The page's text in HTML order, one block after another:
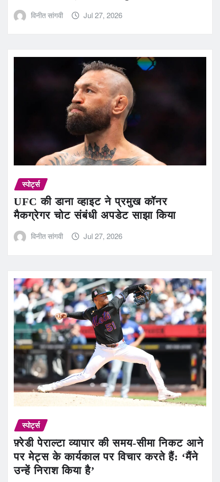
विनीत सांगवी Jul 27, 2026
स्पोर्ट्स
UFC की डाना व्हाइट ने प्रमुख कॉनर
मैकग्रेगर चोट संबंधी अपडेट साझा किया
विनीत सांगवी Jul 27, 2026
स्पोर्ट्स
फ़्रेडी पेराल्टा व्यापार की समय-सीमा निकट आने
पर मेट्स के कार्यकाल पर विचार करते हैं: ‘मैंने
उन्हें निराश किया है’